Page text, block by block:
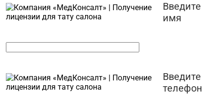
Введите
имя
Введите
телефон